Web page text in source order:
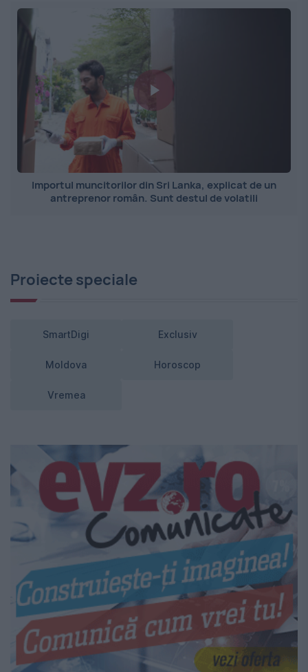
Importul muncitorilor din Sri Lanka, explicat de un
antreprenor român. Sunt destul de volatili
Proiecte speciale
SmartDigi Exclusiv
Moldova Horoscop
Vremea